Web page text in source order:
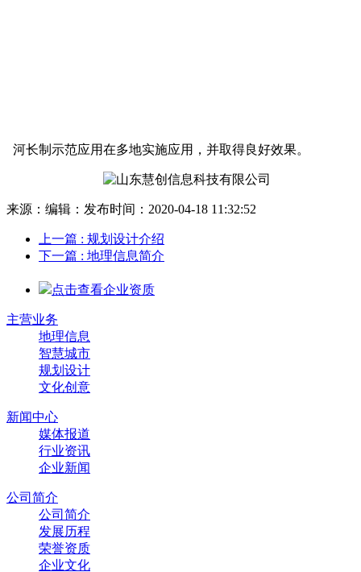
河长制示范应用在多地实施应用，并取得良好效果。
来源： 编辑： 发布时间：2020-04-18 11:32:52
上一篇 : 规划设计介绍
下一篇 : 地理信息简介
点击查看企业资质
主营业务
地理信息
智慧城市
规划设计
文化创意
新闻中心
媒体报道
行业资讯
企业新闻
公司简介
公司简介
发展历程
荣誉资质
企业文化